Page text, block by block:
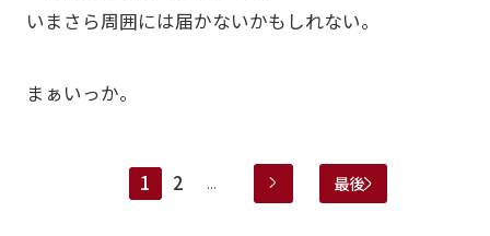
いまさら周囲には届かないかもしれない。
まぁいっか。
1 2 ... 最後